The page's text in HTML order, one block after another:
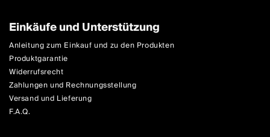
Einkäufe und Unterstützung
Anleitung zum Einkauf und zu den Produkten
Produktgarantie
Widerrufsrecht
Zahlungen und Rechnungsstellung
Versand und Lieferung
F.A.Q.